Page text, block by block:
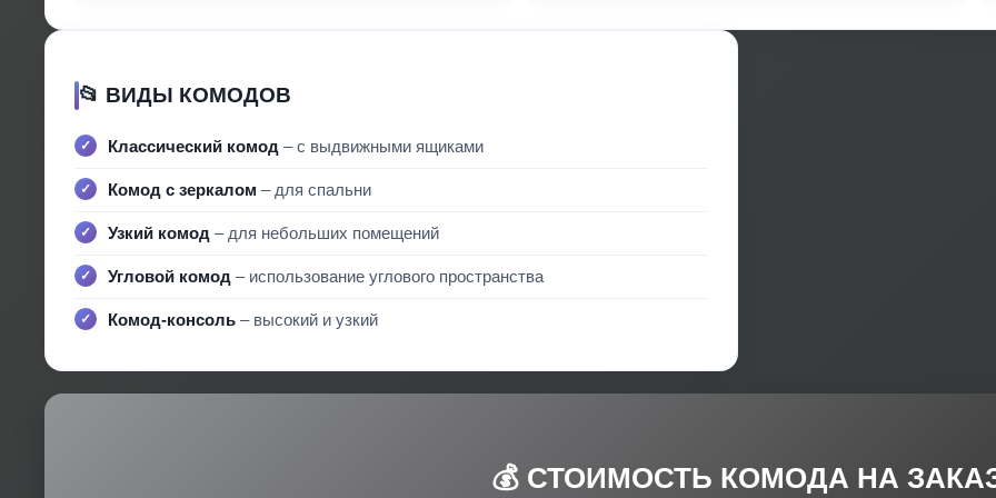
📂 ВИДЫ КОМОДОВ
Классический комод – с выдвижными ящиками
Комод с зеркалом – для спальни
Узкий комод – для небольших помещений
Угловой комод – использование углового пространства
Комод-консоль – высокий и узкий
💰 СТОИМОСТЬ КОМОДА НА